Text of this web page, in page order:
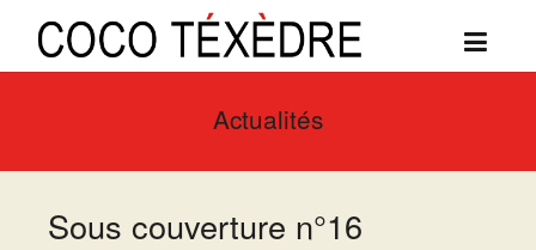
Actualités
Sous couverture n°16